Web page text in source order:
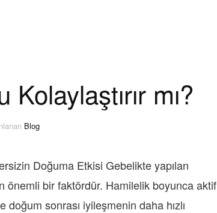
mı?
Blog
Doğuma Etkisi Gebelikte yapılan
bir faktördür. Hamilelik boyunca aktif
doğum sonrası iyileşmenin daha hızlı